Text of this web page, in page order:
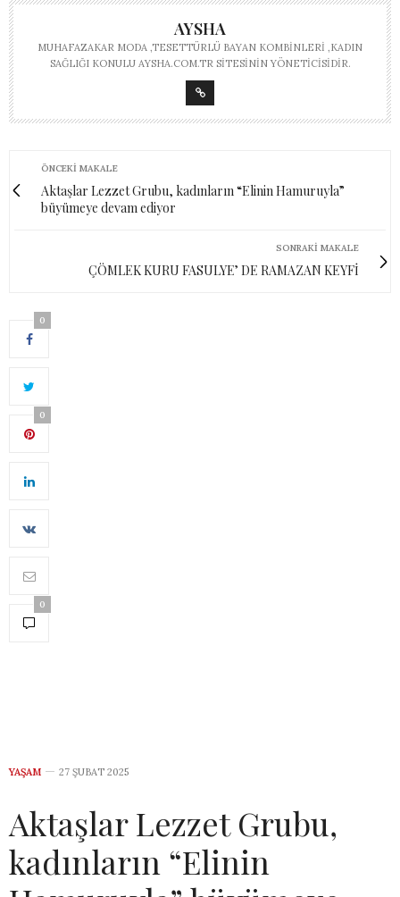
AYSHA
MUHAFAZAKAR MODA ,TESETTÜRLÜ BAYAN KOMBINLERI ,KADIN
SAĞLIĞI KONULU AYSHA.COM.TR SITESININ YÖNETICISIDIR.
ÖNCEKI MAKALE
Aktaşlar Lezzet Grubu, kadınların “Elinin Hamuruyla”
büyümeye devam ediyor
SONRAKI MAKALE
ÇÖMLEK KURU FASULYE’ DE RAMAZAN KEYFİ
0
0
0
YAŞAM 27 ŞUBAT 2025
Aktaşlar Lezzet Grubu,
kadınların “Elinin